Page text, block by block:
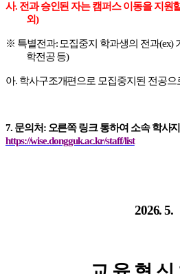
사. 전과 승인된 자는 캠퍼스 이동을 지원
외)
※ 특별전과: 모집중지 학과생의 전과(ex)
학전공 등)
아. 학사구조개편으로 모집중지된 전공으
7. 문의처: 오른쪽 링크 통하여 소속 학사
https://wise.dongguk.ac.kr/staff/list
2026. 5.